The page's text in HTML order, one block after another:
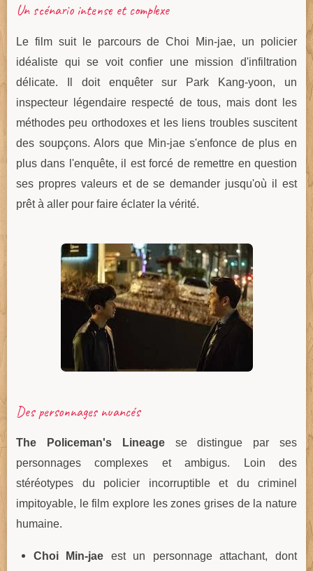
Un scénario intense et complexe
Le film suit le parcours de Choi Min-jae, un policier
idéaliste qui se voit confier une mission d'infiltration
délicate. Il doit enquêter sur Park Kang-yoon, un
inspecteur légendaire respecté de tous, mais dont les
méthodes peu orthodoxes et les liens troubles suscitent
des soupçons. Alors que Min-jae s'enfonce de plus en
plus dans l'enquête, il est forcé de remettre en question
ses propres valeurs et de se demander jusqu'où il est
prêt à aller pour faire éclater la vérité.
Des personnages nuancés
The Policeman's Lineagese distingue par ses
personnages complexes et ambigus. Loin des
stéréotypes du policier incorruptible et du criminel
impitoyable, le film explore les zones grises de la nature
humaine.
Choi Min-jae est un personnage attachant, dont